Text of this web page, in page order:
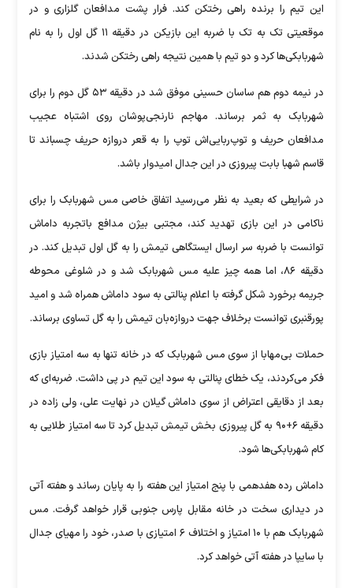
این تیم را برنده راهی رختکن کند. فرار پشت مدافعان گلزاری و در
موقعیتی تک به تک با ضربه این بازیکن در دقیقه ۱۱ گل اول را به نام
شهربابکی‌ها کرد و دو تیم با همین نتیجه راهی رختکن شدند.
در نیمه دوم هم ساسان حسینی موفق شد در دقیقه ۵۳ گل دوم را برای
شهربابک به ثمر برساند. مهاجم نارنجی‌پوشان روی اشتباه عجیب
مدافعان حریف و توپ‌ربایی‌اش توپ را به قعر دروازه حریف چسباند تا
قاسم شهبا بابت پیروزی در این جدال امیدوار باشد.
در شرایطی که بعید به نظر می‌رسید اتفاق خاصی مس شهربابک را برای
ناکامی در این بازی تهدید کند، مجتبی بیژن مدافع باتجربه داماش
توانست با ضربه سر ارسال ایستگاهی تیمش را به گل اول تبدیل کند. در
دقیقه ۸۶، اما همه چیز علیه مس شهربابک شد و در شلوغی محوطه
جریمه برخورد شکل گرفته با اعلام پنالتی به سود داماش همراه شد و امید
پورقنبری توانست برخلاف جهت دروازه‌بان تیمش را به گل تساوی برساند.
حملات بی‌مهابا از سوی مس شهربابک که در خانه تنها به سه امتیاز بازی
فکر می‌کردند، یک خطای پنالتی به سود این تیم در پی داشت. ضربه‌ای که
بعد از دقایقی اعتراض از سوی داماش گیلان در نهایت علی، ولی زاده در
دقیقه ۶+۹۰ به گل پیروزی بخش تیمش تبدیل کرد تا سه امتیاز طلایی به
کام شهربابکی‌ها شود.
داماش رده هفدهمی با پنج امتیاز این هفته را به پایان رساند و هفته آتی
در دیداری سخت در خانه مقابل پارس جنوبی قرار خواهد گرفت. مس
شهربابک هم با ۱۰ امتیاز و اختلاف ۶ امتیازی با صدر، خود را مهیای جدال
با سایپا در هفته آتی خواهد کرد.